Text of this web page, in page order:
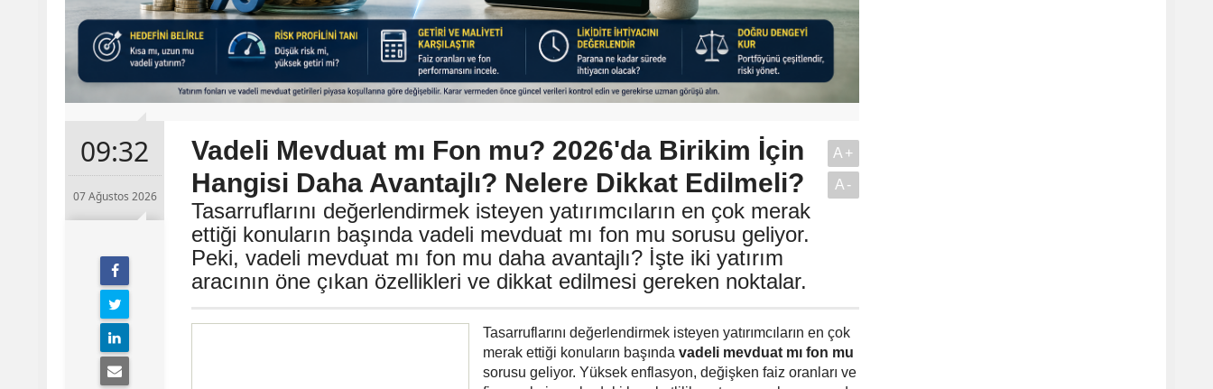
09:32
07 Ağustos 2026
Vadeli Mevduat mı Fon mu? 2026'da Birikim İçin
Hangisi Daha Avantajlı? Nelere Dikkat Edilmeli?
Tasarruflarını değerlendirmek isteyen yatırımcıların en çok merak
ettiği konuların başında vadeli mevduat mı fon mu sorusu geliyor.
Peki, vadeli mevduat mı fon mu daha avantajlı? İşte iki yatırım
aracının öne çıkan özellikleri ve dikkat edilmesi gereken noktalar.
A+
A-
Tasarruflarını değerlendirmek isteyen yatırımcıların en çok
merak ettiği konuların başında vadeli mevduat mı fon mu
sorusu geliyor. Yüksek enflasyon, değişken faiz oranları ve